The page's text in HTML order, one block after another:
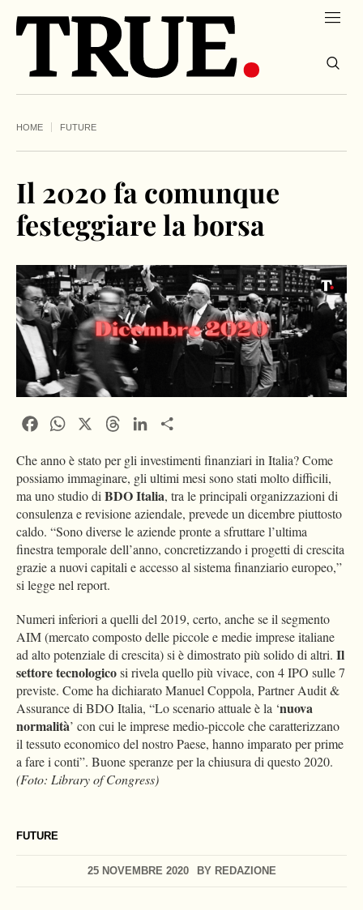
HOME FUTURE
FUTURE
Il 2020 fa comunque
festeggiare la borsa
25 NOVEMBRE 2020 BY REDAZIONE
FacebookWhatsApp ThreadsLinkedIn
Che anno è stato per gli investimenti finanziari in Italia? Come
possiamo immaginare, gli ultimi mesi sono stati molto difficili,
ma uno studio di BDO Italia, tra le principali organizzazioni di
consulenza e revisione aziendale, prevede un dicembre piuttosto
caldo. “Sono diverse le aziende pronte a sfruttare l’ultima
finestra temporale dell’anno, concretizzando i progetti di crescita
grazie a nuovi capitali e accesso al sistema finanziario europeo,”
si legge nel report.
Numeri inferiori a quelli del 2019, certo, anche se il segmento
AIM (mercato composto delle piccole e medie imprese italiane
ad alto potenziale di crescita) si è dimostrato più solido di altri. Il
settore tecnologicosi rivela quello più vivace, con 4 IPO sulle 7
previste. Come ha dichiarato Manuel Coppola, Partner Audit &
Assurance di BDO Italia, “Lo scenario attuale è la ‘nuova
normalità’ con cui le imprese medio-piccole che caratterizzano
il tessuto economico del nostro Paese, hanno imparato per prime
a fare i conti”. Buone speranze per la chiusura di questo 2020.
(Foto: Library of Congress)